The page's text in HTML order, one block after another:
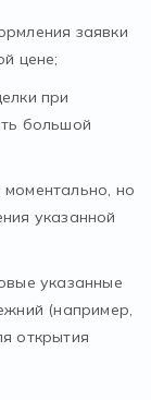
заявки
цене;
при
большой
но
указанной
указанные
(например,
открытия